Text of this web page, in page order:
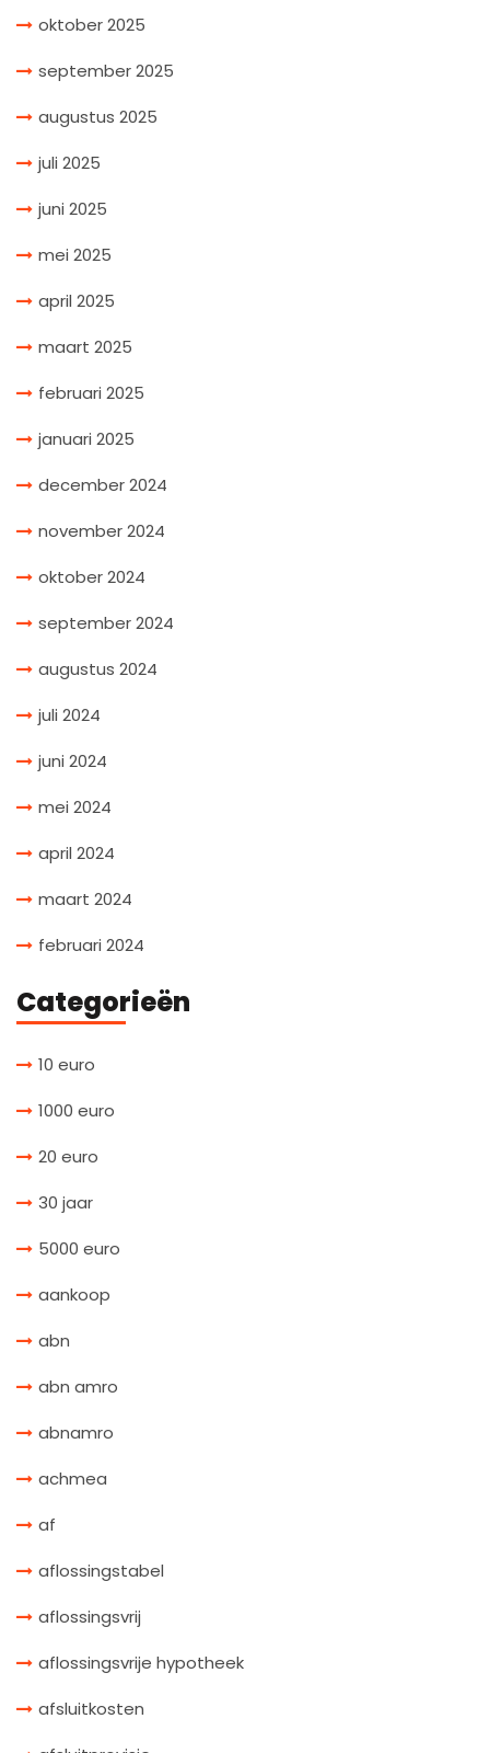
oktober 2025
september 2025
augustus 2025
juli 2025
juni 2025
mei 2025
april 2025
maart 2025
februari 2025
januari 2025
december 2024
november 2024
oktober 2024
september 2024
augustus 2024
juli 2024
juni 2024
mei 2024
april 2024
maart 2024
februari 2024
Categorieën
10 euro
1000 euro
20 euro
30 jaar
5000 euro
aankoop
abn
abn amro
abnamro
achmea
af
aflossingstabel
aflossingsvrij
aflossingsvrije hypotheek
afsluitkosten